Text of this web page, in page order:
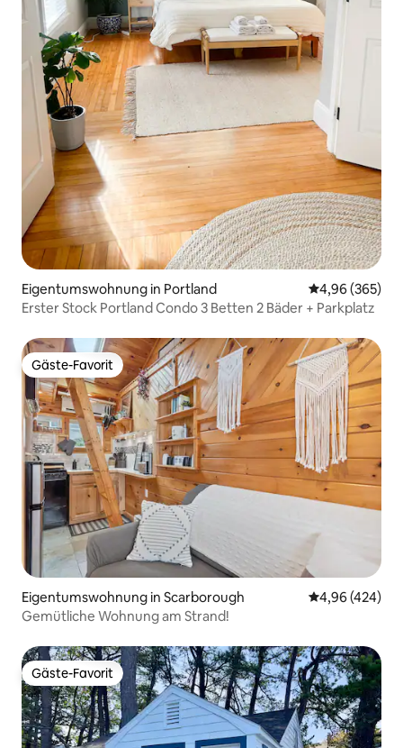
Eigentumswohnung in Portland
4,96 (365)
Erster Stock Portland Condo 3 Betten 2 Bäder + Parkplatz
Gäste-Favorit
Gäste-Favorit
Eigentumswohnung in Scarborough
4,96 (424)
Gemütliche Wohnung am Strand!
Gäste-Favorit
Gäste-Favorit